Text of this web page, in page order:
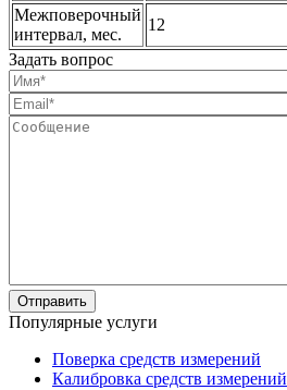
Межповерочный
интервал, мес.
12
Задать вопрос
Популярные услуги
Поверка средств измерений
Калибровка средств измерений